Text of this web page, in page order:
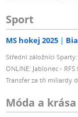
Sport
MS hokej 2025
Střední záložníci
ONLINE: Jablonec -
Transfer za tři miliardy
Móda a krása